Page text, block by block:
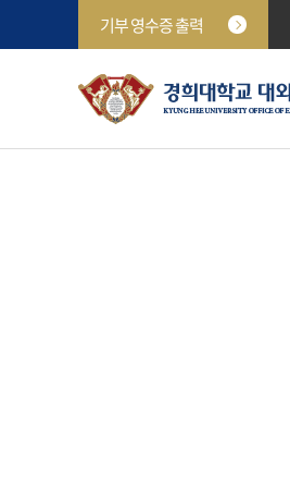
기부 영수증 출력